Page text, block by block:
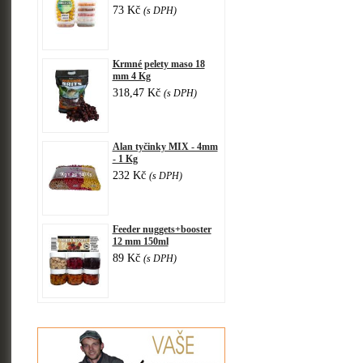
73 Kč (s DPH)
Krmné pelety maso 18
mm 4 Kg
318,47 Kč (s DPH)
Alan tyčinky MIX - 4mm
- 1 Kg
232 Kč (s DPH)
Feeder nuggets+booster
12 mm 150ml
89 Kč (s DPH)